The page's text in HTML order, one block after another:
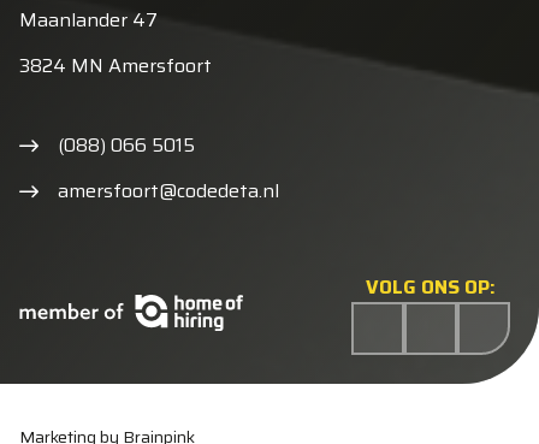
VOLG ONS OP:
Maanlander 47
3824 MN Amersfoort
(088) 066 5015
amersfoort@codedeta.nl
Marketing by Brainpink